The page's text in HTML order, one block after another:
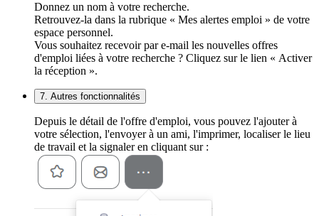
Donnez un nom à votre recherche.
Retrouvez-la dans la rubrique « Mes alertes emploi » de votre
espace personnel.
Vous souhaitez recevoir par e-mail les nouvelles offres
d'emploi liées à votre recherche ? Cliquez sur le lien « Activer
la réception ».
7. Autres fonctionnalités
Depuis le détail de l'offre d'emploi, vous pouvez l'ajouter à
votre sélection, l'envoyer à un ami, l'imprimer, localiser le lieu
de travail et la signaler en cliquant sur :